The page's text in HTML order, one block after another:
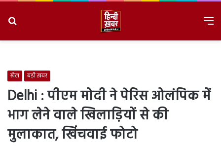
खेल बड़ी ख़बर
Delhi : पीएम मोदी ने पेरिस ओलंपिक में
भाग लेने वाले खिलाड़ियों से की
मुलाकात, खिंचवाई फोटो